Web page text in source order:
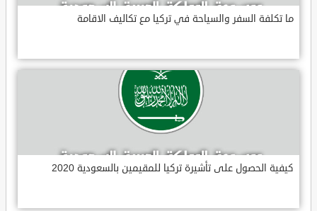
ما تكلفة السفر والسياحة في تركيا مع تكاليف الاقامة
كيفية الحصول على تأشيرة تركيا للمقيمين بالسعودية 2020